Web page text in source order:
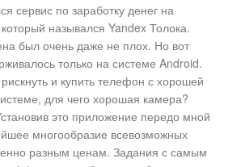
сервис по заработку денег на
назывался Yandex Толока.
был очень даже не плох. Но вот
только на системе Android.
и купить телефон с хорошей
для чего хорошая камера?
это приложение передо мной
многообразие всевозможных
разным ценам. Задания с самым